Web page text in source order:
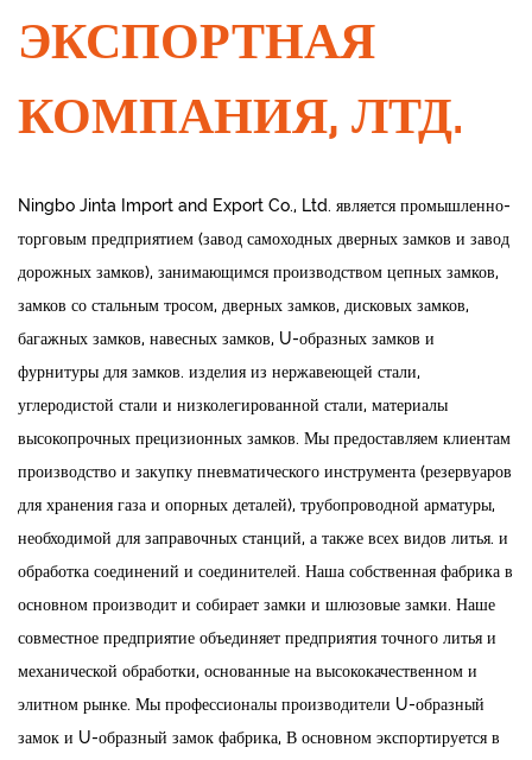
ЭКСПОРТНАЯ
КОМПАНИЯ, ЛТД.
Ningbo Jinta Import and Export Co., Ltd. является промышленно-
торговым предприятием (завод самоходных дверных замков и завод
дорожных замков), занимающимся производством цепных замков,
замков со стальным тросом, дверных замков, дисковых замков,
багажных замков, навесных замков, U-образных замков и
фурнитуры для замков. изделия из нержавеющей стали,
углеродистой стали и низколегированной стали, материалы
высокопрочных прецизионных замков. Мы предоставляем клиентам
производство и закупку пневматического инструмента (резервуаров
для хранения газа и опорных деталей), трубопроводной арматуры,
необходимой для заправочных станций, а также всех видов литья. и
обработка соединений и соединителей. Наша собственная фабрика в
основном производит и собирает замки и шлюзовые замки. Наше
совместное предприятие объединяет предприятия точного литья и
механической обработки, основанные на высококачественном и
элитном рынке. Мы профессионалы производители U-образный
замок и U-образный замок фабрика, В основном экспортируется в